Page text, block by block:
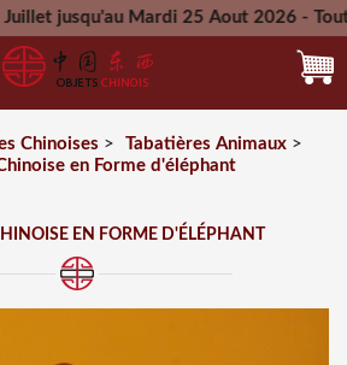
jusqu'au Mardi 25 Aout 2026 - Toutes
Mercredi 26 Aout 2026
Chinoises > Tabatières Animaux >
en Forme d'éléphant
EN FORME D'ÉLÉPHANT